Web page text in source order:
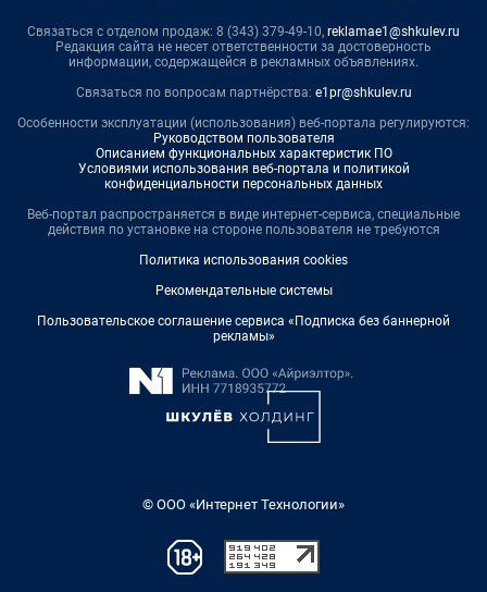
Связаться с отделом продаж: 8 (343) 379-49-10, reklamae1@shkulev.ru
Редакция сайта не несет ответственности за достоверность
информации, содержащейся в рекламных объявлениях.
Связаться по вопросам партнёрства: e1pr@shkulev.ru
Особенности эксплуатации (использования) веб-портала регулируются:
Руководством пользователя
Описанием функциональных характеристик ПО
Условиями использования веб-портала и политикой
конфиденциальности персональных данных
Веб-портал распространяется в виде интернет-сервиса, специальные
действия по установке на стороне пользователя не требуются
Политика использования cookies
Рекомендательные системы
Пользовательское соглашение сервиса «Подписка без баннерной
рекламы»
© ООО «Интернет Технологии»